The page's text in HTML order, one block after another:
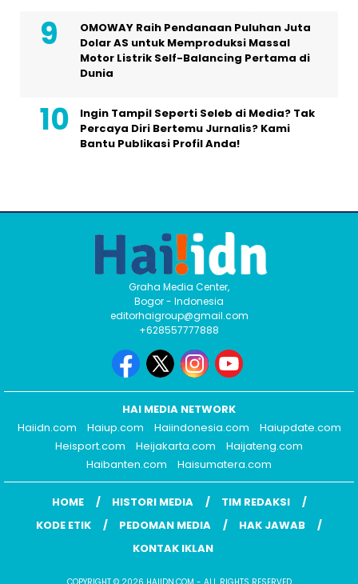
OMOWAY Raih Pendanaan Puluhan Juta
Dolar AS untuk Memproduksi Massal
Motor Listrik Self-Balancing Pertama di
Dunia
Ingin Tampil Seperti Seleb di Media? Tak
Percaya Diri Bertemu Jurnalis? Kami
Bantu Publikasi Profil Anda!
Graha Media Center,
Bogor - Indonesia
editorhaigroup@gmail.com
+628557777888
HAI MEDIA NETWORK
Haiidn.com
Haiup.com Haiindonesia.com
Haiupdate.com
Heisport.com
Heijakarta.com
Haijateng.com
Haibanten.com
Haisumatera.com
HOME HISTORI MEDIA
TIM REDAKSI
KODE ETIK
PEDOMAN MEDIA
HAK JAWAB
KONTAK IKLAN